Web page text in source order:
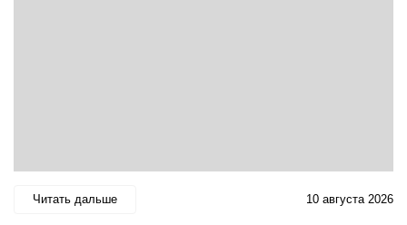
Читать дальше 10 августа 2026